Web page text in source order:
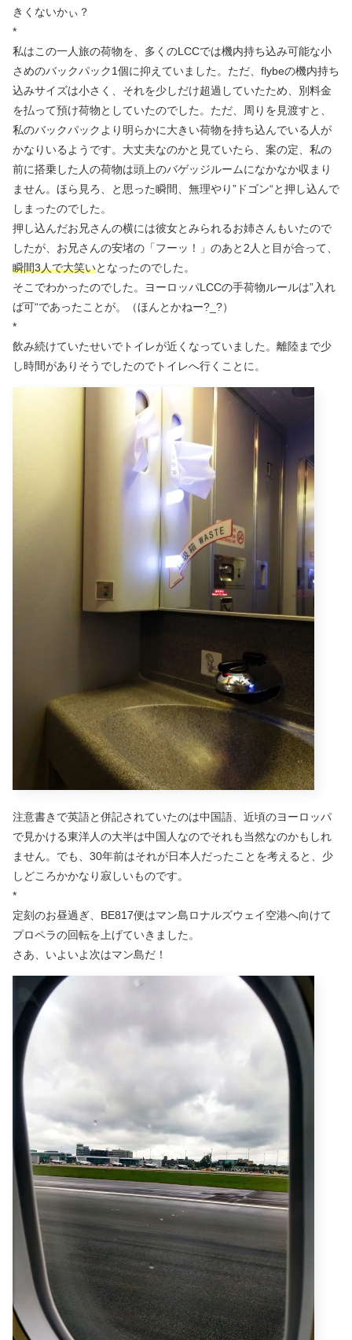
きくないかぃ？
*
私はこの一人旅の荷物を、多くのLCCでは機内持ち込み可能な小
さめのバックパック1個に抑えていました。ただ、flybeの機内持ち
込みサイズは小さく、それを少しだけ超過していたため、別料金
を払って預け荷物としていたのでした。ただ、周りを見渡すと、
私のバックパックより明らかに大きい荷物を持ち込んでいる人が
かなりいるようです。大丈夫なのかと見ていたら、案の定、私の
前に搭乗した人の荷物は頭上のバゲッジルームになかなか収まり
ません。ほら見ろ、と思った瞬間、無理やり”ドゴン“と押し込んで
しまったのでした。
押し込んだお兄さんの横には彼女とみられるお姉さんもいたので
したが、お兄さんの安堵の「フーッ！」のあと2人と目が合って、
瞬間3人で大笑いとなったのでした。
そこでわかったのでした。ヨーロッパLCCの手荷物ルールは”入れ
ば可“であったことが。（ほんとかねー?_?）
*
飲み続けていたせいでトイレが近くなっていました。離陸まで少
し時間がありそうでしたのでトイレへ行くことに。
注意書きで英語と併記されていたのは中国語、近頃のヨーロッパ
で見かける東洋人の大半は中国人なのでそれも当然なのかもしれ
ません。でも、30年前はそれが日本人だったことを考えると、少
しどころかかなり寂しいものです。
*
定刻のお昼過ぎ、BE817便はマン島ロナルズウェイ空港へ向けて
プロペラの回転を上げていきました。
さあ、いよいよ次はマン島だ！